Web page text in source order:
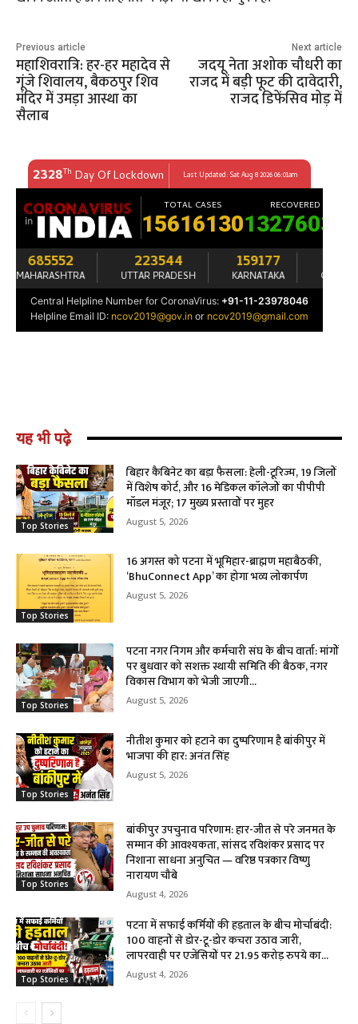
Previous article
महाशिवरात्रि: हर-हर महादेव से
गूंजे शिवालय, बैकठपुर शिव
मंदिर में उमड़ा आस्था का
सैलाब
Next article
जदयू नेता अशोक चौधरी का
राजद में बड़ी फूट की दावेदारी,
राजद डिफेंसिव मोड़ में
यह भी पढ़े
Top Stories
बिहार कैबिनेट का बड़ा फैसला: हेली-टूरिज्म, 19 जिलों
में विशेष कोर्ट, और 16 मेडिकल कॉलेजों का पीपीपी
मॉडल मंजूर; 17 मुख्य प्रस्तावों पर मुहर
August 5, 2026
Top Stories
16 अगस्त को पटना में भूमिहार-ब्राह्मण महाबैठकी,
‘BhuConnect App’ का होगा भव्य लोकार्पण
August 5, 2026
Top Stories
पटना नगर निगम और कर्मचारी संघ के बीच वार्ता: मांगों
पर बुधवार को सशक्त स्थायी समिति की बैठक, नगर
विकास विभाग को भेजी जाएगी...
August 5, 2026
Top Stories
नीतीश कुमार को हटाने का दुष्परिणाम है बांकीपुर में
भाजपा की हार: अनंत सिंह
August 5, 2026
Top Stories
बांकीपुर उपचुनाव परिणाम: हार-जीत से परे जनमत के
सम्मान की आवश्यकता, सांसद रविशंकर प्रसाद पर
निशाना साधना अनुचित — वरिष्ठ पत्रकार विष्णु
नारायण चौबे
August 4, 2026
Top Stories
पटना में सफाई कर्मियों की हड़ताल के बीच मोर्चाबंदी:
100 वाहनों से डोर-टू-डोर कचरा उठाव जारी,
लापरवाही पर एजेंसियों पर 21.95 करोड़ रुपये का...
August 4, 2026